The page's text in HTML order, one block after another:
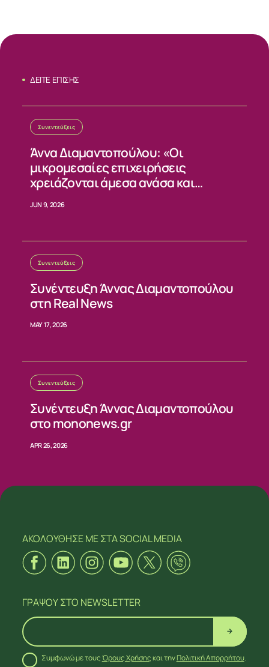
ΑΚΟΛΟΥΘΗΣΕ ΜΕΣΤΑ SOCIAL MEDIA
ΔΕΙΤΕ ΕΠΙΣΗΣ
Συνεντεύξεις
Άννα Διαμαντοπούλου: «Οι
μικρομεσαίες επιχειρήσεις
χρειάζονται άμεσα ανάσα και
JUN 9, 2026
Συνεντεύξεις
Συνέντευξη Άννας Διαμαντοπούλου
στη Real News
MAY 17, 2026
Συνεντεύξεις
Συνέντευξη Άννας Διαμαντοπούλου
στο mononews.gr
APR 26, 2026
ΑΚΟΛΟΥΘΗΣΕ ΜΕΣΤΑ SOCIAL MEDIA
ΓΡΑΨΟΥΣΤΟ NEWSLETTER
Συμφωνώ με τουςΌρους Χρήσηςκαι τηνΠολιτική Απορρήτου.